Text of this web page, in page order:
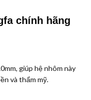
chính hãng
giúp hệ nhôm này
và thẩm mỹ.